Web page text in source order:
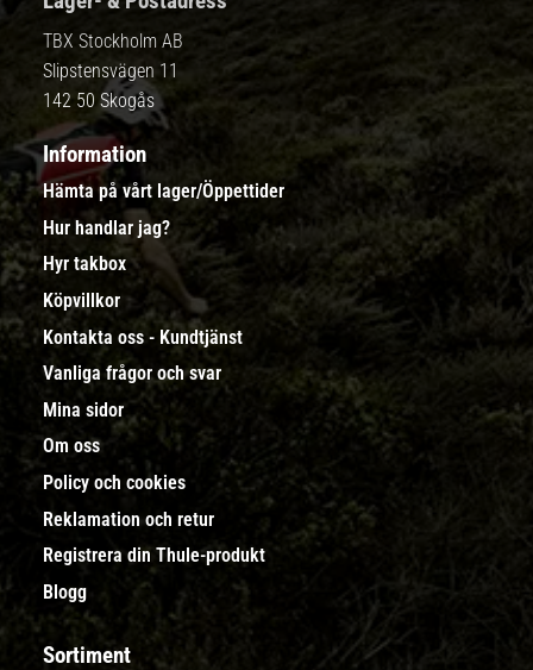
TBX Stockholm AB
Slipstensvägen 11
142 50 Skogås
Information
Hämta på vårt lager/Öppettider
Hur handlar jag?
Hyr takbox
Köpvillkor
Kontakta oss - Kundtjänst
Vanliga frågor och svar
Mina sidor
Om oss
Policy och cookies
Reklamation och retur
Registrera din Thule-produkt
Blogg
Sortiment